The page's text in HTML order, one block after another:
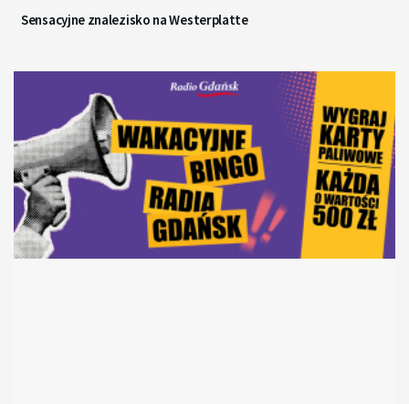
Sensacyjne znalezisko na Westerplatte